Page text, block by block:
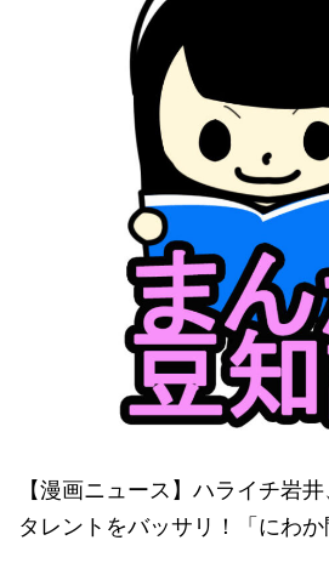
【漫画ニュース】ハライチ岩
タレントをバッサリ！「にわ